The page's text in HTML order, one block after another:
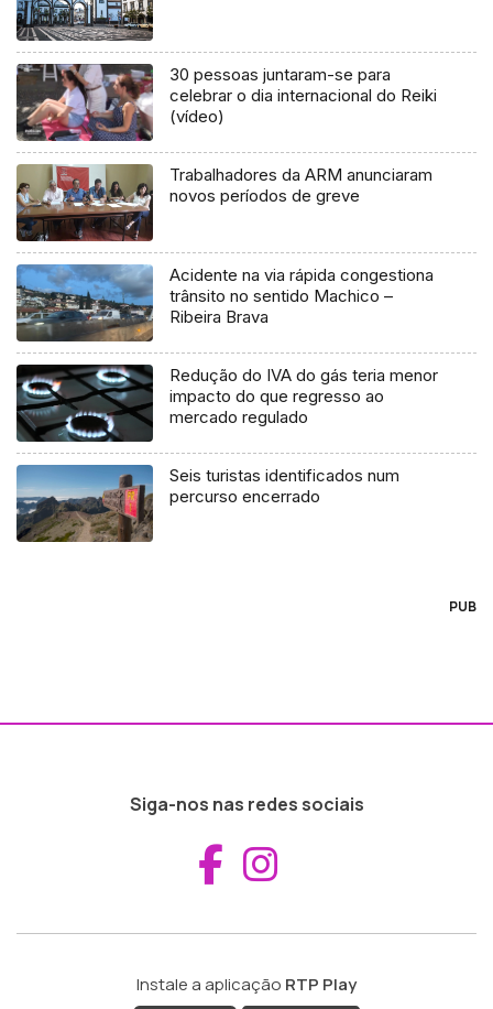
30 pessoas juntaram-se para
celebrar o dia internacional do Reiki
(vídeo)
Trabalhadores da ARM anunciaram
novos períodos de greve
Acidente na via rápida congestiona
trânsito no sentido Machico –
Ribeira Brava
Redução do IVA do gás teria menor
impacto do que regresso ao
mercado regulado
Seis turistas identificados num
percurso encerrado
PUB
Siga-nos nas redes sociais
Aceder ao
Instale a aplicação RTP Play